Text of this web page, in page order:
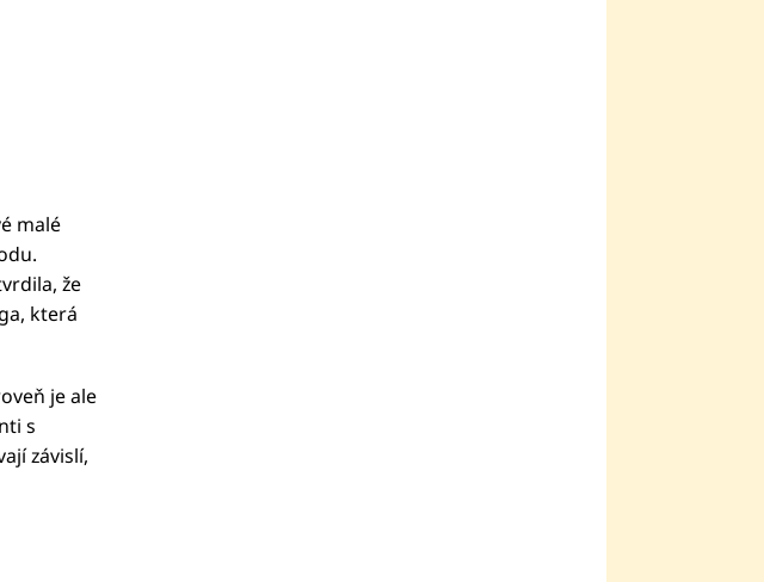
malé
že
která
je ale
s
závislí,